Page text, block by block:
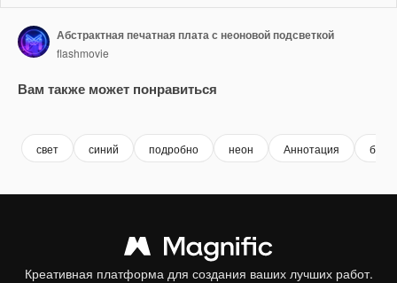
Абстрактная печатная плата с неоновой подсветкой
flashmovie
Вам также может понравиться
свет синий подробно неон Аннотация
Креативная платформа для создания ваших лучших работ.